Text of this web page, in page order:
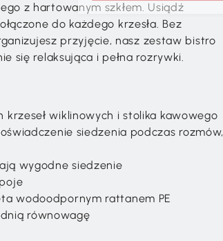
z hartowanym szkłem. Usiądź
do każdego krzesła. Bez
przyjęcie, nasz zestaw bistro
się relaksująca i pełna rozrywki.
wiklinowych i stolika kawowego
siedzenia podczas rozmów,
wygodne siedzenie
wodoodpornym rattanem PE
równowagę
Pobierz teraz